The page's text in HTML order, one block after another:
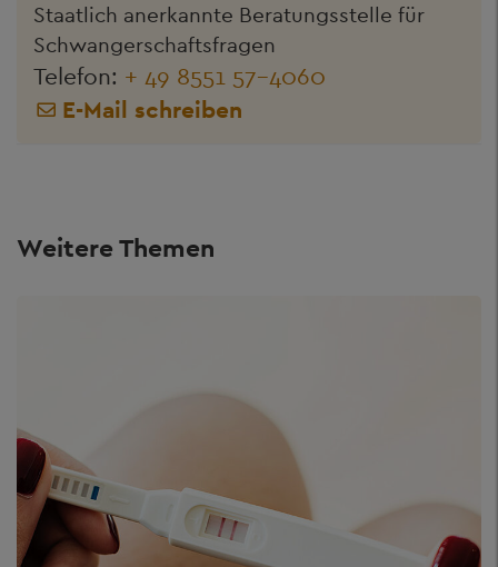
Staatlich anerkannte Beratungsstelle für
Schwangerschaftsfragen
Telefon: + 49 8551 57-4060
E-Mail schreiben
Weitere Themen